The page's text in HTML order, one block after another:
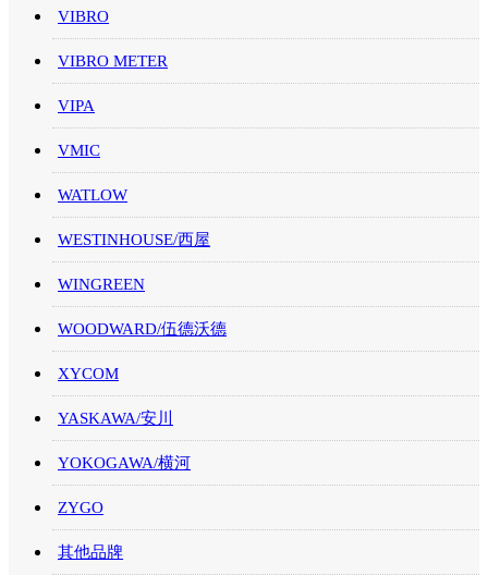
VIBRO
VIBRO METER
VIPA
VMIC
WATLOW
WESTINHOUSE/西屋
WINGREEN
WOODWARD/伍德沃德
XYCOM
YASKAWA/安川
YOKOGAWA/横河
ZYGO
其他品牌